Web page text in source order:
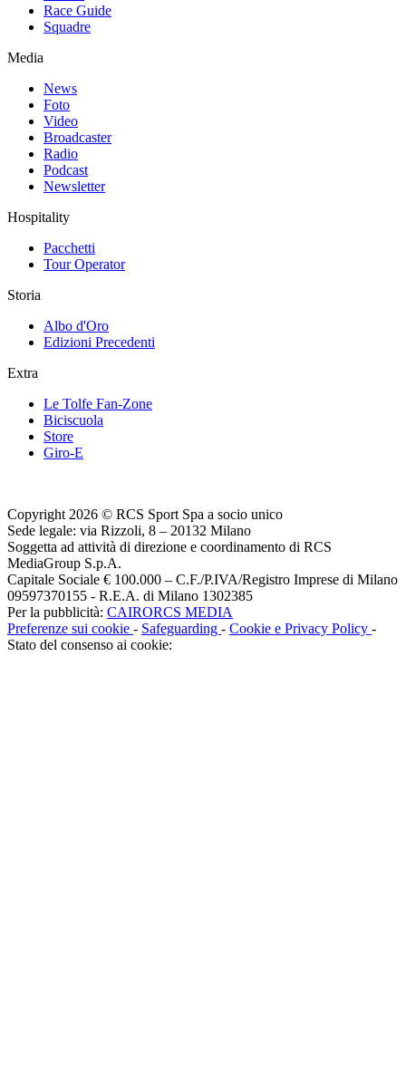
Race Guide
Squadre
Media
News
Foto
Video
Broadcaster
Radio
Podcast
Newsletter
Hospitality
Pacchetti
Tour Operator
Storia
Albo d'Oro
Edizioni Precedenti
Extra
Le Tolfe Fan-Zone
Biciscuola
Store
Giro-E
Copyright 2026 © RCS Sport Spa a socio unico
Sede legale: via Rizzoli, 8 – 20132 Milano
Soggetta ad attività di direzione e coordinamento di RCS
MediaGroup S.p.A.
Capitale Sociale € 100.000 – C.F./P.IVA/Registro Imprese di Milano
09597370155 - R.E.A. di Milano 1302385
Per la pubblicità: CAIRORCS MEDIA
Preferenze sui cookie - Safeguarding - Cookie e Privacy Policy -
Stato del consenso ai cookie: